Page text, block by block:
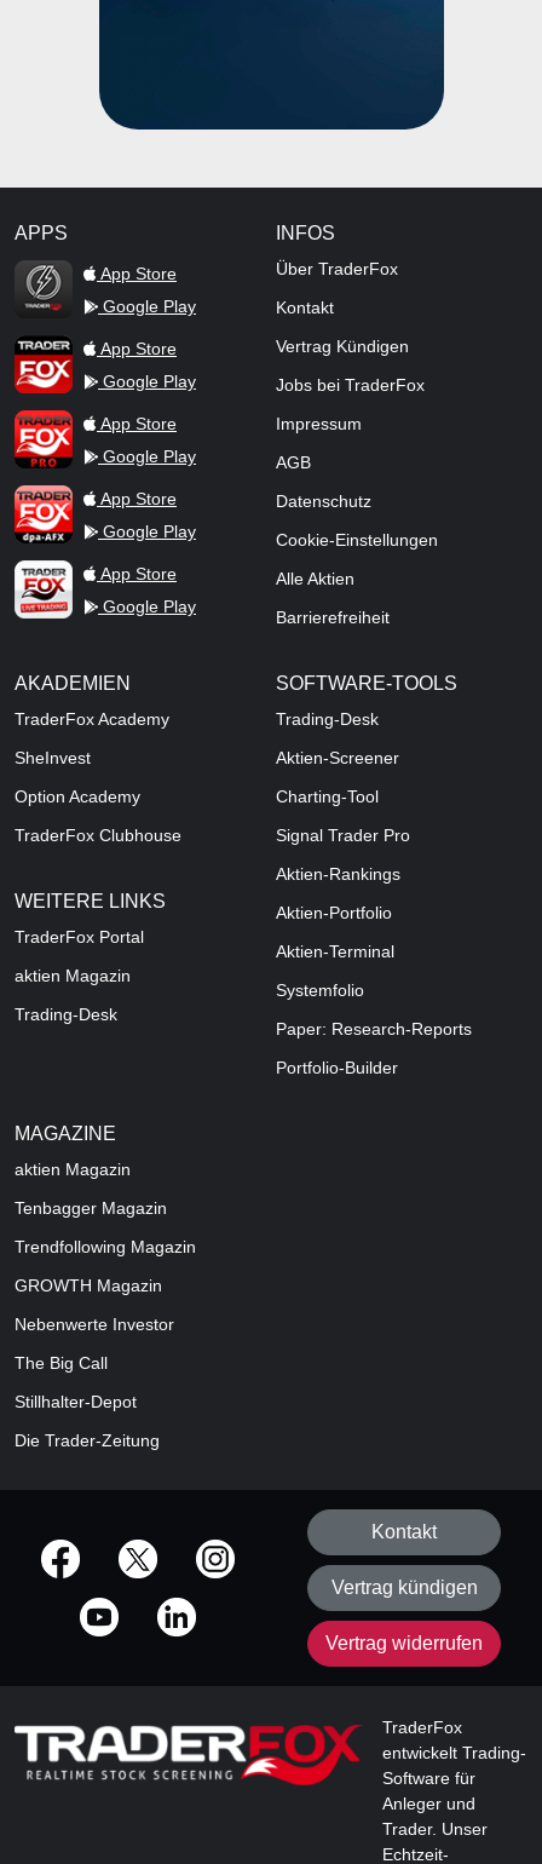
APPS
TraderFox Flash
App Store
Google Play
TraderFox AppApp Store
Google Play
TraderFox ProApp Store
Google Play
TraderFox dpa-AFX ProFeed
App Store
Google Play
TraderFox Live Trading
App Store
Google Play
INFOS
Über TraderFox
Kontakt
Vertrag Kündigen
Jobs bei TraderFox
Impressum
AGB
Datenschutz
Cookie-Einstellungen
Alle Aktien
Barrierefreiheit
AKADEMIEN
TraderFox Academy
SheInvest
Option Academy
TraderFox Clubhouse
WEITERE LINKS
TraderFox Portal
aktien Magazin
Trading-Desk
SOFTWARE-TOOLS
Trading-Desk
Aktien-Screener
Charting-Tool
Signal Trader Pro
Aktien-Rankings
Aktien-Portfolio
Aktien-Terminal
Systemfolio
Paper: Research-Reports
Portfolio-Builder
MAGAZINE
aktien Magazin
Tenbagger Magazin
Trendfollowing Magazin
GROWTH Magazin
Nebenwerte Investor
The Big Call
Stillhalter-Depot
Die Trader-Zeitung
offizielle Social Media-Accounts
Kontakt
Vertrag kündigen
Vertrag widerrufen
TraderFox
entwickelt Trading-
Software für
Anleger und
Trader. Unser
Echtzeit-